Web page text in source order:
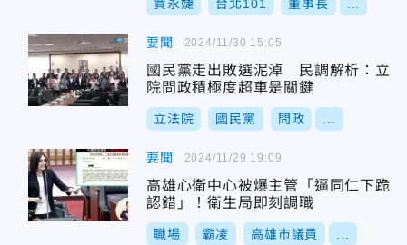
賈永婕 台北101 董事長
要聞
國民黨走出敗選泥淖 民調解析：立
院問政積極度超車是關鍵
立法院 國民黨 問政
2024/11/30 15:05
要聞
高雄心衛中心被爆主管「逼同仁下跪
認錯」！衛生局即刻調職
職場 霸凌 高雄市議員
2024/11/29 19:09